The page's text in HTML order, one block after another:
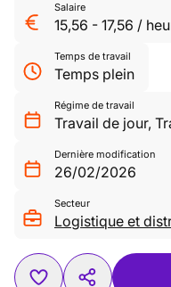
Salaire
15,56 - 17,56 /
Temps de travail
Temps plein
Régime de travail
Travail de jour,
Dernière modification
26/02/2026
Secteur
Logistique et